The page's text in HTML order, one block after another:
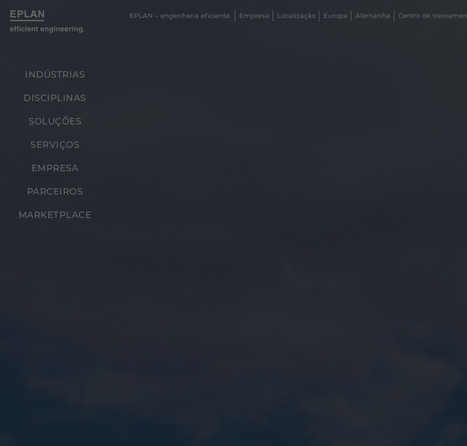
EPLAN – engenharia eficiente. Empresa Localização Europa Alemanha Centro de
INDÚSTRIAS
DISCIPLINAS
SOLUÇÕES
SERVIÇOS
EMPRESA
PARCEIROS
MARKETPLACE